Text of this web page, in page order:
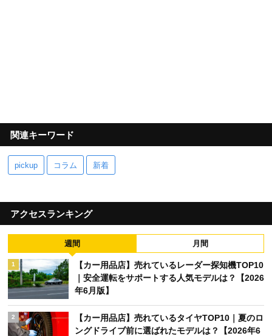
関連キーワード
pickup コラム 新着
アクセスランキング
週間 月間
1
【カー用品店】売れているレーダー探知機TOP10
｜安全運転をサポートする人気モデルは？【2026
年6月版】
2
【カー用品店】売れているタイヤTOP10｜夏のロ
ングドライブ前に選ばれたモデルは？【2026年6